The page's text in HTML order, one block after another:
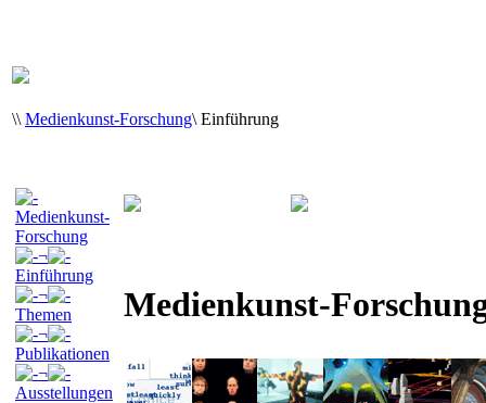
\\ Medienkunst-Forschung\ Einführung
Medienkunst-
Forschung
¬
Einführung
¬
Themen
¬
Publikationen
¬
Ausstellungen
Medienkunst-